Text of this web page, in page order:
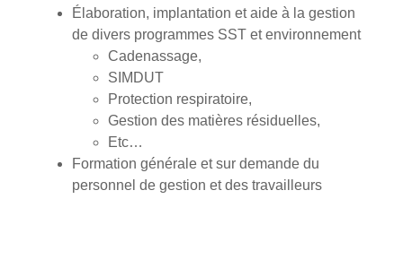
Élaboration, implantation et aide à la gestion
de divers programmes SST et environnement
Cadenassage,
SIMDUT
Protection respiratoire,
Gestion des matières résiduelles,
Etc…
Formation générale et sur demande du
personnel de gestion et des travailleurs